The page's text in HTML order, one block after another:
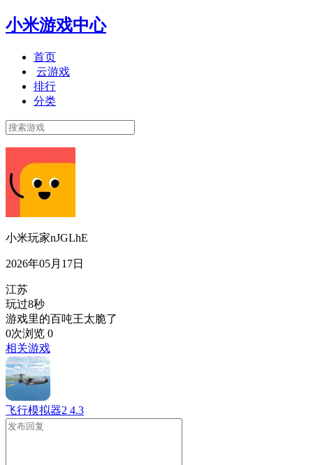
小米游戏中心
首页
云游戏
排行
分类
小米玩家nJGLhE
2026年05月17日
江苏
玩过8秒
游戏里的百吨王太脆了
0次浏览 0
相关游戏
飞行模拟器2 4.3